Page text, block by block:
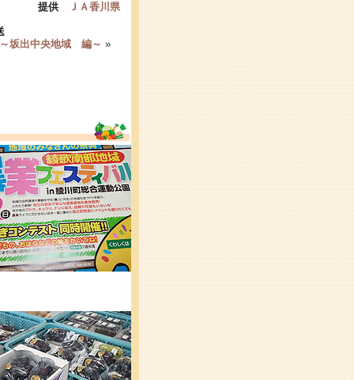
提供 ＪＡ香川県
坂出中央地域 編～ »